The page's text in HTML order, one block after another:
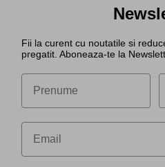
Fii la curent cu noutatile si
pregatit. Aboneaza-te la